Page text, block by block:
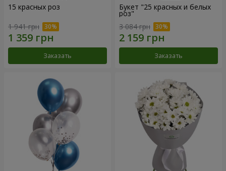
15 красных роз
1 941 грн
Заказать
Букет "25 красных и белых
роз"
3 084 грн
Заказать